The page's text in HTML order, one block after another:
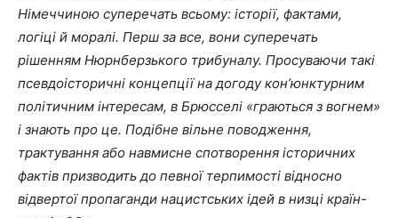
Німеччиною суперечать всьому: історії, фактами,
логіці й моралі. Перш за все, вони суперечать
рішенням Нюрнберзького трибуналу. Просуваючи такі
псевдоісторичні концепції на догоду кон’юнктурним
політичним інтересам, в Брюсселі «граються з вогнем»
і знають про це. Подібне вільне поводження,
трактування або навмисне спотворення історичних
фактів призводить до певної терпимості відносно
відвертої пропаганди нацистських ідей в низці країн-